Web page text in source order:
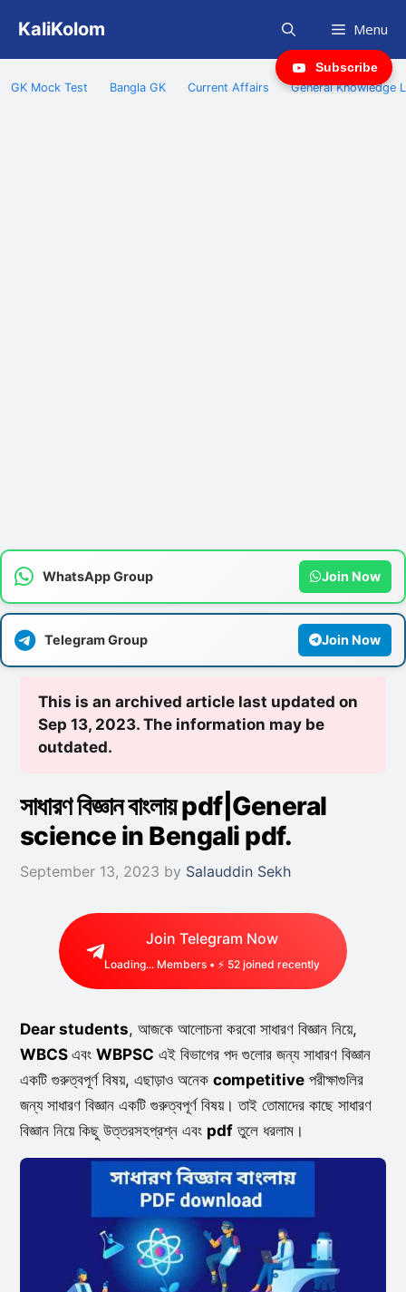
content
KaliKolom Menu
GK Mock Test Bangla GK Current Affairs General Knowledge
WhatsApp Group Join Now
Telegram Group Join Now
Subscribe
This is an archived article last updated on
Sep 13, 2023. The information may be
outdated.
সাধারণ বিজ্ঞান বাংলায় pdf|General
science in Bengali pdf.
September 13, 2023 by Salauddin Sekh
Join Telegram Now
Loading... Members • ⚡ 52 joined recently
Dear students, আজকে আলোচনা করবো সাধারণ বিজ্ঞান নিয়ে,
WBCS এবং WBPSC এই বিভাগের পদ গুলোর জন্য সাধারণ বিজ্ঞান
একটি গুরুত্বপূর্ণ বিষয়, এছাড়াও অনেক competitiveপরীক্ষাগুলির
জন্য সাধারণ বিজ্ঞান একটি গুরুত্বপূর্ণ বিষয়। তাই তোমাদের কাছে সাধারণ
বিজ্ঞান নিয়ে কিছু উত্তরসহপ্রশ্ন এবং pdfতুলে ধরলাম।